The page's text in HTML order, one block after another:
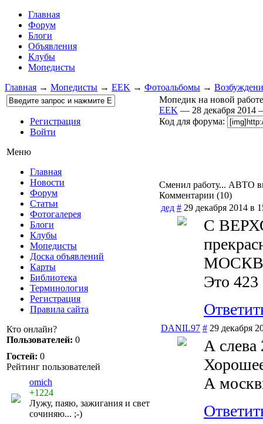
Главная
Форум
Блоги
Объявления
Клубы
Мопедисты
Главная → Мопедисты → EEK → Фотоальбомы →
Регистрация
Войти
Меню
Главная
Новости
Форум
Статьи
Фотогалерея
Блоги
Клубы
Мопедисты
Доска объявлений
Карты
Библиотека
Терминология
Регистрация
Правила сайта
Кто онлайн?
Пользователей: 0
Гостей: 0
Рейтинг пользователей
omich
+1224
Лужу, паяю, зажигания и свет
сочиняю... ;-)
Мопедик на новой
EEK — 28 декабря
Код для форума:
Сменил работу... АВТО
Комментарии (10)
дед # 29 декабря 2014 в
С
Это 423
DANIL97 # 29 декабря
А слева
А